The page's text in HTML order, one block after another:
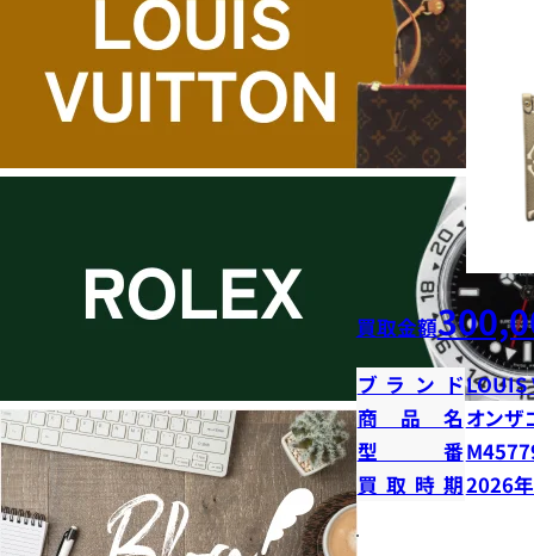
買取金額
ブランドLOUIS
商品名 オンザ
型番
買取時期2026